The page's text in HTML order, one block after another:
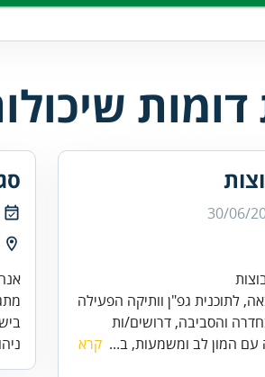
30/06/
לתוכנית גפ"ן וותיקה הפעילה
והסביבה, דרושים/ות
עם המון לב ומשמעות, ב... קרא